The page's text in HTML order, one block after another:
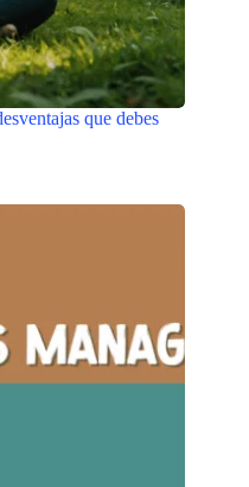
que debes